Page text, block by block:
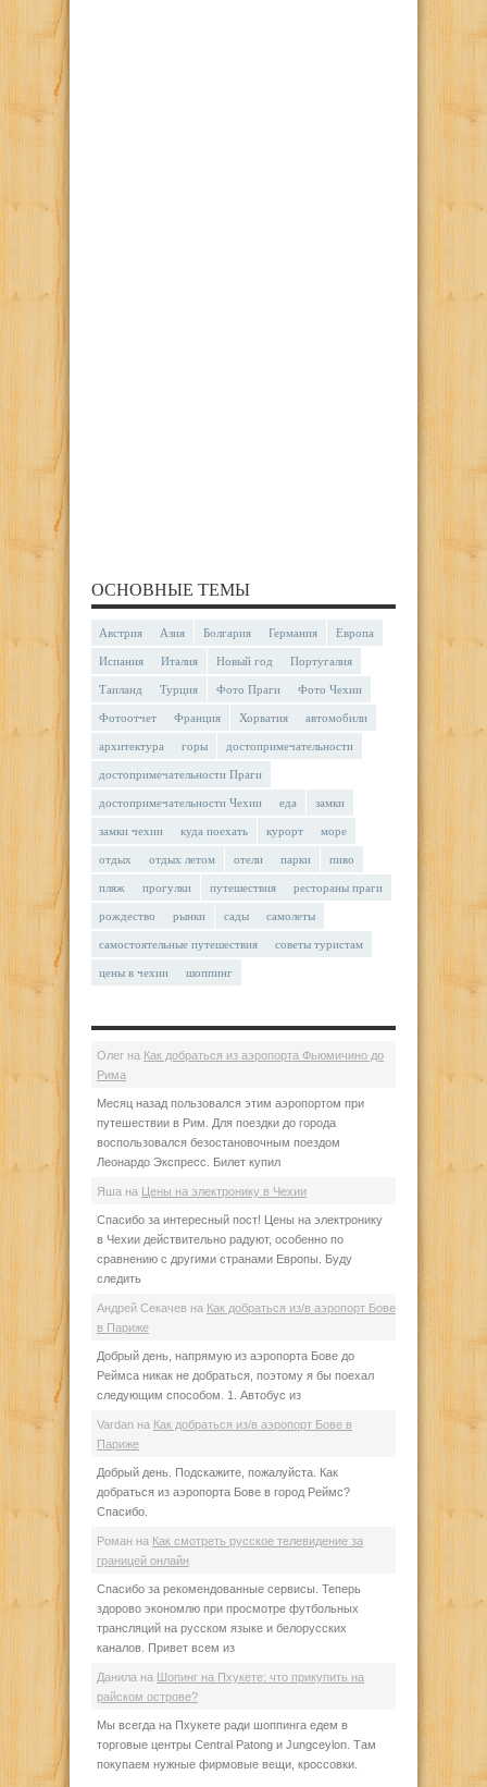
ОСНОВНЫЕ ТЕМЫ
Австрия Азия Болгария Германия Европа
Испания Италия Новый год Португалия
Таиланд Турция Фото Праги Фото Чехии
Фотоотчет Франция Хорватия автомобили
архитектура горы достопримечательности
достопримечательности Праги
достопримечательности Чехии еда замки
замки чехии куда поехать курорт море
отдых отдых летом отели парки пиво
пляж прогулки путешествия рестораны праги
рождество рынки сады самолеты
самостоятельные путешествия советы туристам
цены в чехии шоппинг
Олег на Как добраться из аэропорта Фьюмичино до
Рима
Месяц назад пользовался этим аэропортом при
путешествии в Рим. Для поездки до города
воспользовался безостановочным поездом
Леонардо Экспресс. Билет купил
Яша на Цены на электронику в Чехии
Спасибо за интересный пост! Цены на электронику
в Чехии действительно радуют, особенно по
сравнению с другими странами Европы. Буду
следить
Андрей Секачев на Как добраться из/в аэропорт Бове
в Париже
Добрый день, напрямую из аэропорта Бове до
Реймса никак не добраться, поэтому я бы поехал
следующим способом. 1. Автобус из
Vardan на Как добраться из/в аэропорт Бове в
Париже
Добрый день. Подскажите, пожалуйста. Как
добраться из аэропорта Бове в город Реймс?
Спасибо.
Роман на Как смотреть русское телевидение за
границей онлайн
Спасибо за рекомендованные сервисы. Теперь
здорово экономлю при просмотре футбольных
трансляций на русском языке и белорусских
каналов. Привет всем из
Данила на Шопинг на Пхукете: что прикупить на
райском острове?
Мы всегда на Пхукете ради шоппинга едем в
торговые центры Central Patong и Jungceylon. Там
покупаем нужные фирмовые вещи, кроссовки.